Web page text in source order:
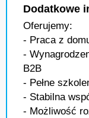
Dodatkowe
Oferujemy:
- Praca z
-
B2B
- Pełne
- Stabilna
- Możliwość